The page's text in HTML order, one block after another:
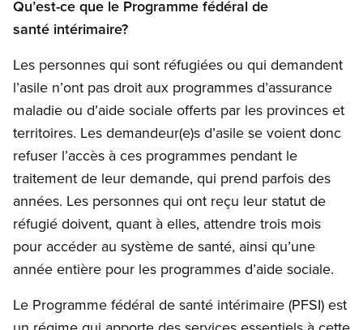
Qu’est-ce que le Programme fédéral de
santé intérimaire?
Les personnes qui sont réfugiées ou qui demandent
l’asile n’ont pas droit aux programmes d’assurance
maladie ou d’aide sociale offerts par les provinces et
territoires. Les demandeur(e)s d’asile se voient donc
refuser l’accès à ces programmes pendant le
traitement de leur demande, qui prend parfois des
années. Les personnes qui ont reçu leur statut de
réfugié doivent, quant à elles, attendre trois mois
pour accéder au système de santé, ainsi qu’une
année entière pour les programmes d’aide sociale.
Le Programme fédéral de santé intérimaire (PFSI) est